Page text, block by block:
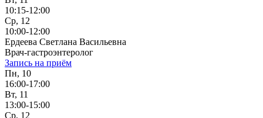
10:15-12:00
Ср, 12
10:00-12:00
Ердеева Светлана Васильевна
Врач-гастроэнтеролог
Запись на приём
Пн, 10
16:00-17:00
Вт, 11
13:00-15:00
Ср, 12